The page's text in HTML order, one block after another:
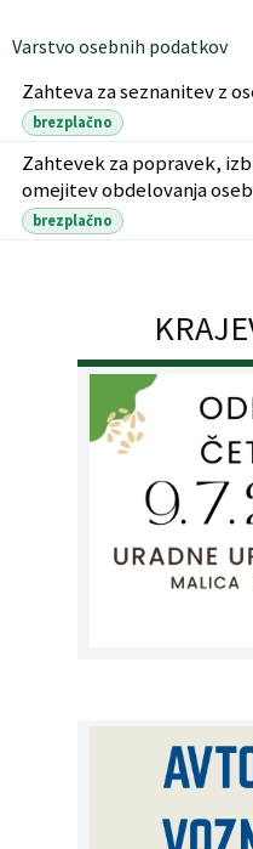
Varstvo osebnih podatkov
Zahteva za seznanitev z
brezplačno
Zahtevek za popravek,
omejitev obdelovanja
brezplačno